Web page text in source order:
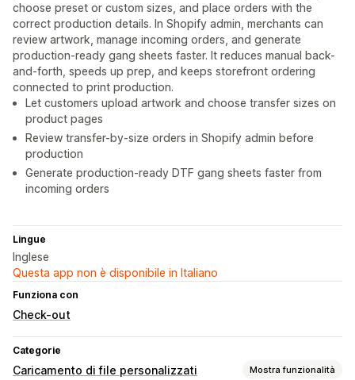
choose preset or custom sizes, and place orders with the
correct production details. In Shopify admin, merchants can
review artwork, manage incoming orders, and generate
production-ready gang sheets faster. It reduces manual back-
and-forth, speeds up prep, and keeps storefront ordering
connected to print production.
Let customers upload artwork and choose transfer sizes on
product pages
Review transfer-by-size orders in Shopify admin before
production
Generate production-ready DTF gang sheets faster from
incoming orders
Lingue
Inglese
Questa app non è disponibile in Italiano
Funziona con
Check-out
Categorie
Caricamento di file personalizzati Mostra funzionalità